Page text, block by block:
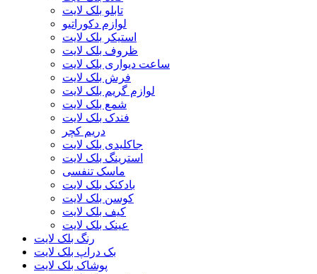
تابلو بلک لایت
لوازم دکوراتیو
استیکر بلک لایت
ظروف بلک لایت
ساعت دیواری بلک لایت
فرش بلک لایت
لوازم گریم بلک لایت
شمع بلک لایت
فندک بلک لایت
دریم کچر
جاکلیدی بلک لایت
استرینگ بلک لایت
ماسک تنفسی
بادکنک بلک لایت
کوسن بلک لایت
کیف بلک لایت
عینک بلک لایت
رنگ بلک لایت
بک دراپ بلک لایت
پوشاک بلک لایت